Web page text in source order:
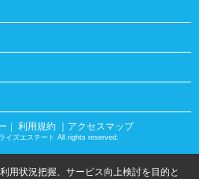
｜ 利用規約 ｜アクセスマップ
イズエステート All rights reserved.
用状況把握、サービス向上検討を目的と